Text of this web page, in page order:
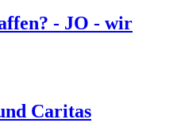
- JO - wir
Caritas